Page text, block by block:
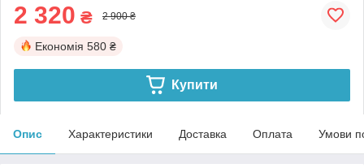
2 320 ₴ 2 900 ₴
Економія 580 ₴
Купити
Опис Характеристики Доставка Оплата Умови